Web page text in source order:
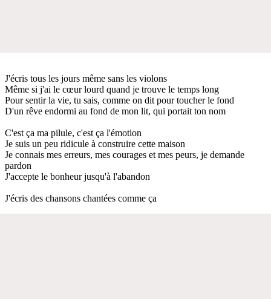
J'écris tous les jours même sans les violons
Même si j'ai le cœur lourd quand je trouve le temps long
Pour sentir la vie, tu sais, comme on dit pour toucher le fond
D'un rêve endormi au fond de mon lit, qui portait ton nom
C'est ça ma pilule, c'est ça l'émotion
Je suis un peu ridicule à construire cette maison
Je connais mes erreurs, mes courages et mes peurs, je demande
pardon
J'accepte le bonheur jusqu'à l'abandon
J'écris des chansons chantées comme ça